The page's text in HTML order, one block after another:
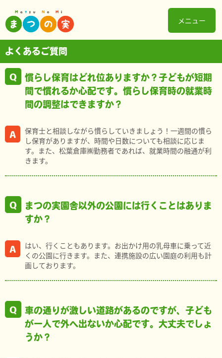
メニュー
よくあるご質問
慣らし保育はどれ位ありますか？子どもが短期
間で慣れるか心配です。慣らし保育時の就業時
間の調整はできますか？
保育士と相談しながら慣らしていきましょう！一週間の慣ら
し保育がありますが、時間や日数についても相談に応じま
す。また、松葉倉庫㈱勤務者であれば、就業時間の融通が利
きます。
まつの実園舎以外の公園には行くことはありま
すか？
はい、行くこともあります。お出かけ用の乳母車に乗って近
くの公園に行きます。また、連携施設の広い園庭の利用も計
画しております。
車の通りが激しい道路があるのですが、子ども
が一人で外へ出ないか心配です。大丈夫でしょ
うか？